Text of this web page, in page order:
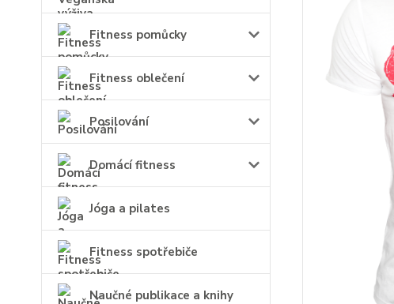
Fitness pomůcky
Fitness oblečení
Posilování
Domácí fitness
Jóga a pilates
Fitness spotřebiče
Naučné publikace a knihy